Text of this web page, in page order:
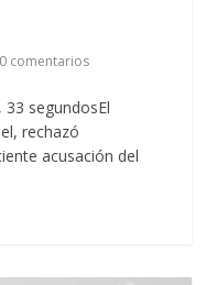
0 comentarios
segundosEl
rechazó
acusación del